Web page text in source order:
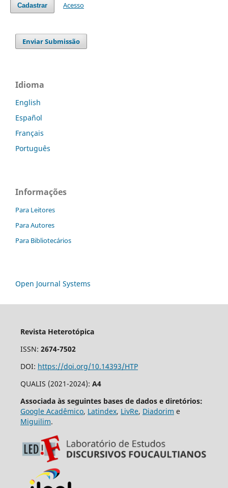
Cadastrar Acesso
Enviar Submissão
Idioma
English
Español
Français
Português
Informações
Para Leitores
Para Autores
Para Bibliotecários
Open Journal Systems
Revista Heterotópica
ISSN: 2674-7502
DOI: https://doi.org/10.14393/HTP
QUALIS (2021-2024): A4
Associada às seguintes bases de dados e diretórios:
Google Acadêmico, Latindex, LivRe, Diadorim e
Miguilim.